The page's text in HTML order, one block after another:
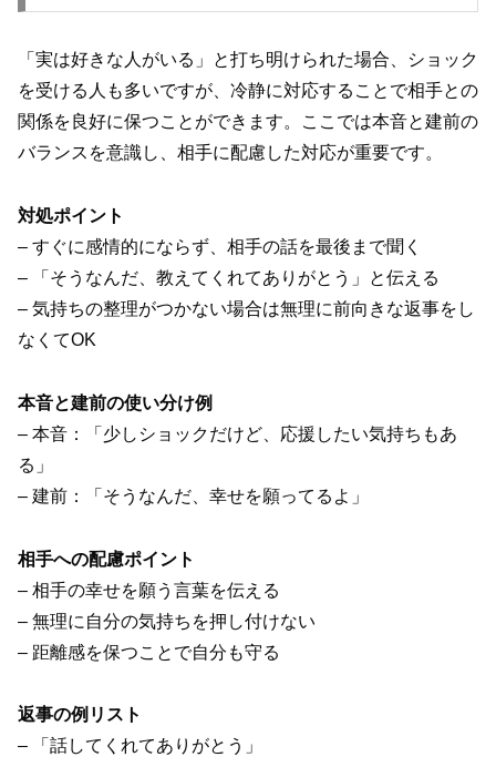
「実は好きな人がいる」と打ち明けられた場合、ショック
を受ける人も多いですが、冷静に対応することで相手との
関係を良好に保つことができます。ここでは本音と建前の
バランスを意識し、相手に配慮した対応が重要です。
対処ポイント
– すぐに感情的にならず、相手の話を最後まで聞く
– 「そうなんだ、教えてくれてありがとう」と伝える
– 気持ちの整理がつかない場合は無理に前向きな返事をし
なくてOK
本音と建前の使い分け例
– 本音：「少しショックだけど、応援したい気持ちもあ
る」
– 建前：「そうなんだ、幸せを願ってるよ」
相手への配慮ポイント
– 相手の幸せを願う言葉を伝える
– 無理に自分の気持ちを押し付けない
– 距離感を保つことで自分も守る
返事の例リスト
– 「話してくれてありがとう」